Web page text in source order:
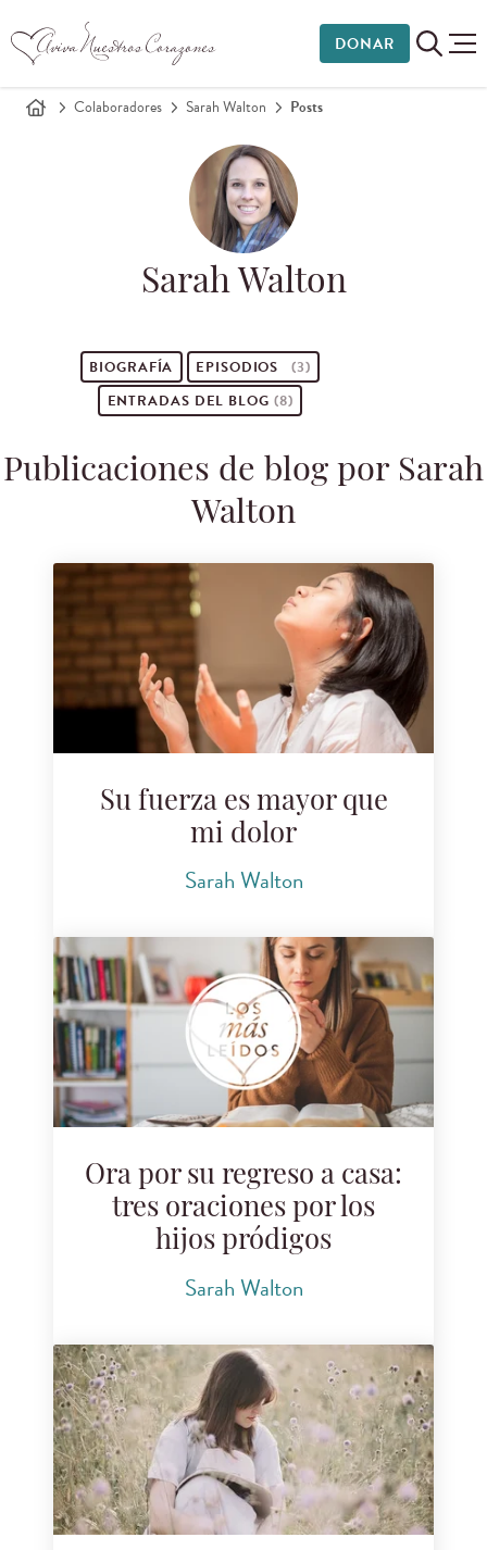
DONAR
Colaboradores Sarah Walton Posts
Sarah Walton
BIOGRAFÍA EPISODIOS
(3)
ENTRADAS DEL BLOG (8)
Publicaciones de blog por Sarah
Walton
Su fuerza es mayor que
mi dolor
Sarah Walton
Ora por su regreso a casa:
tres oraciones por los
hijos pródigos
Sarah Walton